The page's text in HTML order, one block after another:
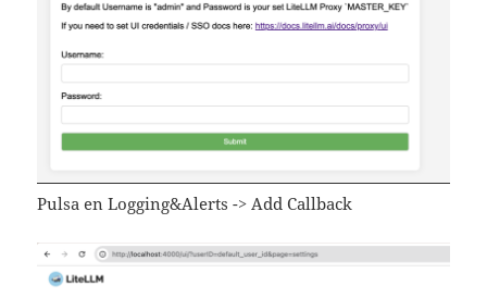
Pulsa en Logging&Alerts -> Add Callback